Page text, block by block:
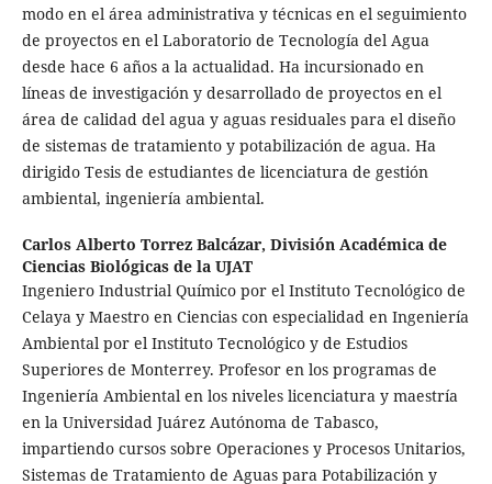
modo en el área administrativa y técnicas en el seguimiento
de proyectos en el Laboratorio de Tecnología del Agua
desde hace 6 años a la actualidad. Ha incursionado en
líneas de investigación y desarrollado de proyectos en el
área de calidad del agua y aguas residuales para el diseño
de sistemas de tratamiento y potabilización de agua. Ha
dirigido Tesis de estudiantes de licenciatura de gestión
ambiental, ingeniería ambiental.
Carlos Alberto Torrez Balcázar, División Académica de
Ciencias Biológicas de la UJAT
Ingeniero Industrial Químico por el Instituto Tecnológico de
Celaya y Maestro en Ciencias con especialidad en Ingeniería
Ambiental por el Instituto Tecnológico y de Estudios
Superiores de Monterrey. Profesor en los programas de
Ingeniería Ambiental en los niveles licenciatura y maestría
en la Universidad Juárez Autónoma de Tabasco,
impartiendo cursos sobre Operaciones y Procesos Unitarios,
Sistemas de Tratamiento de Aguas para Potabilización y